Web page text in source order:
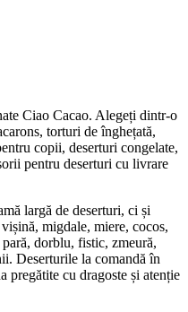
Ciao Cacao. Alegeți dintr-o
torturi de înghețată,
copii, deserturi congelate,
pentru deserturi cu livrare
largă de deserturi, ci și
migdale, miere, cocos,
dorblu, fistic, zmeură,
Deserturile la comandă în
pregătite cu dragoste și atenție